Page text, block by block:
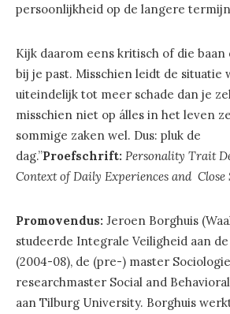
persoonlijkheid op de langere
Kijk daarom eens kritisch of die
bij je past. Misschien leidt de situatie
uiteindelijk tot meer schade dan je
misschien niet op álles in het leven
sommige zaken wel. Dus: pluk de
dag.”Proefschrift: Personality Trait
Context of Daily Experiences and Close
Promovendus: Jeroen Borghuis
studeerde Integrale Veiligheid aan
(2004-08), de (pre-) master
researchmaster Social and Behavioral
aan Tilburg University. Borghuis